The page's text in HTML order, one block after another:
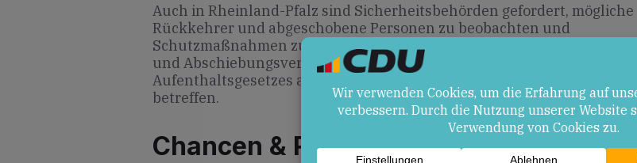
Auch in Rheinland-Pfalz sind Sicherheitsbehörden gefordert, mögliche
Rückkehrer und abgeschobene Personen zu beobachten und
Schutzmaßnahmen zu ergreifen. Die Debatte um Haftbedingungen
und Abschiebungsverfahren wirft Fragen zur Umsetzung des
Aufenthaltsgesetzes auf, die auch Kommunen und Landesbehörden
betreffen.
Chancen & Risiken